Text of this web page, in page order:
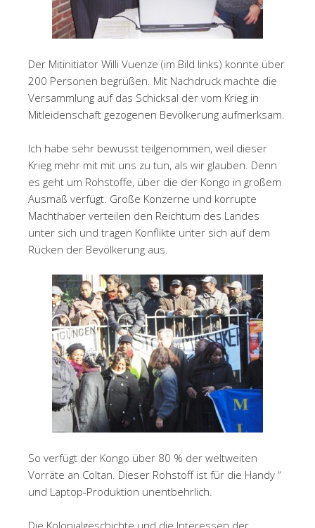
Der Mitinitiator Willi Vuenze (im Bild links) konnte über
200 Personen begrüßen. Mit Nachdruck machte die
Versammlung auf das Schicksal der vom Krieg in
Mitleidenschaft gezogenen Bevölkerung aufmerksam.
Ich habe sehr bewusst teilgenommen, weil dieser
Krieg mehr mit mit uns zu tun, als wir glauben. Denn
es geht um Rohstoffe, über die der Kongo in großem
Ausmaß verfügt. Große Konzerne und korrupte
Machthaber verteilen den Reichtum des Landes
unter sich und tragen Konflikte unter sich auf dem
Rücken der Bevölkerung aus.
So verfügt der Kongo über 80 % der weltweiten
Vorräte an Coltan. Dieser Rohstoff ist für die Handy “
und Laptop-Produktion unentbehrlich.
Die Kolonialgeschichte und die Interessen der